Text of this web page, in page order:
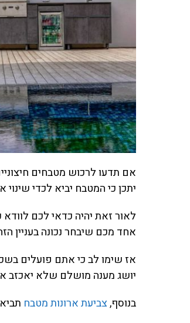
אם תדעו לרכוש מטבחים
יתכן כי המטבח יביא לכדי
לאור זאת יהיה כדאי לכם
אחד מכם שיבחר נכונה בעניין
אז שימו לב כי אתם פועלים
יושג מענה מושלם שלא יאכזב
בנוסף,צביעת ארונות מטבח